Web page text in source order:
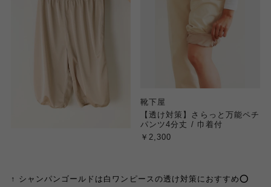
靴下屋
【透け対策】さらっと万能ペチ
パンツ4分丈 / 巾着付
￥2,300
↑ シャンパンゴールドは白ワンピースの透け対策におすすめ⭕️